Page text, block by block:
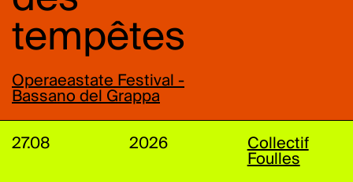
tempêtes
Operaeastate Festival -
Bassano del Grappa
27.08 2026
Collectif
Foulles